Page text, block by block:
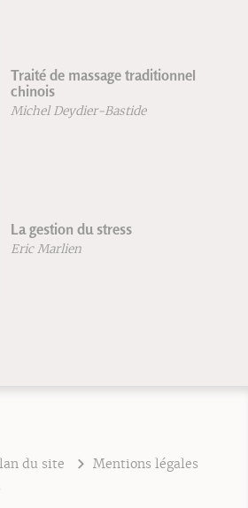
Traité de massage traditionnel
chinois
Michel Deydier-Bastide
La gestion du stress
Eric Marlien
du site
Mentions légales